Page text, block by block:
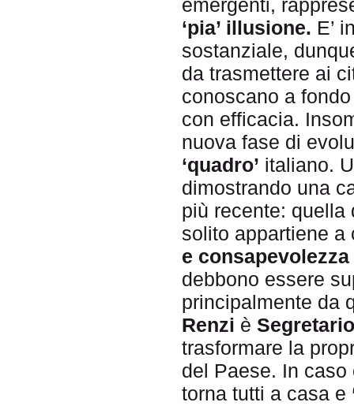
emergenti,
‘pia’ illusione. E’
sostanziale,
da trasmettere ai
conoscano a
con efficacia.
nuova fase di
‘quadro’ italiano.
dimostrando una
più recente:
solito appartiene
e
debbono essere
principalmente da
Renzi è
trasformare la
del Paese. In
torna tutti a casa e